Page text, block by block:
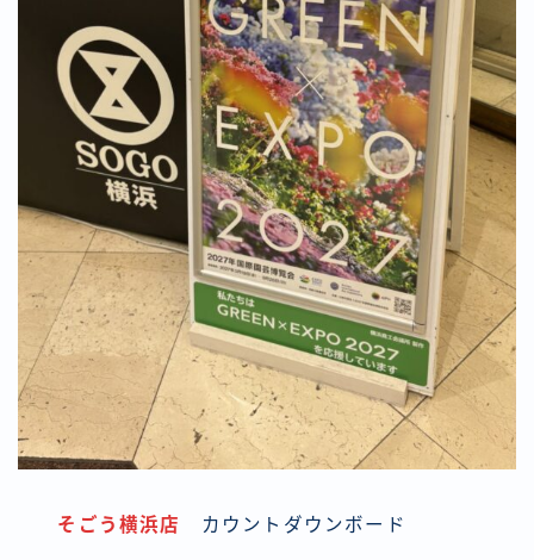
そごう横浜店 カウントダウンボード